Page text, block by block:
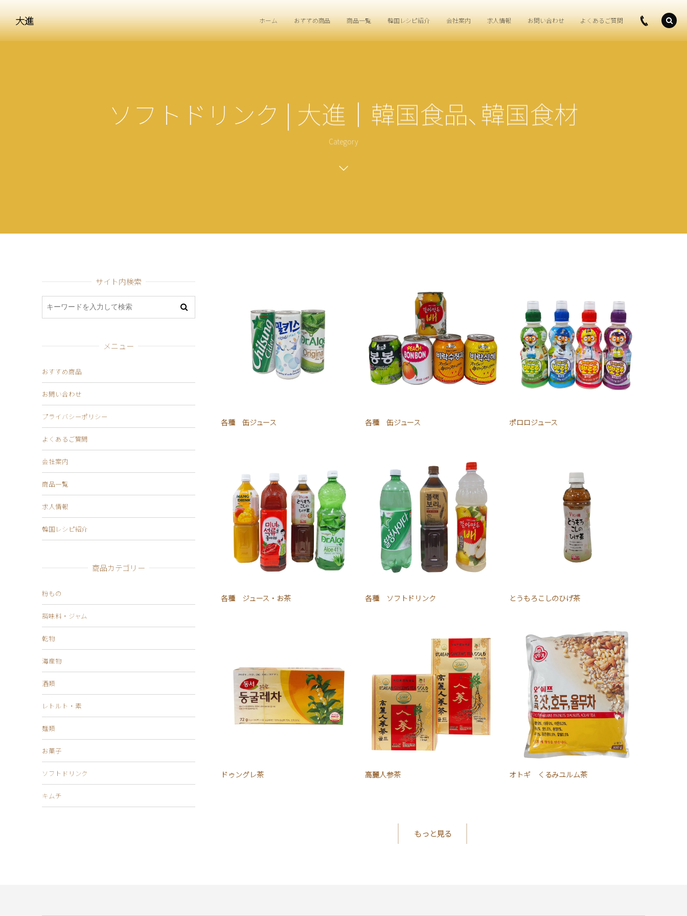
大進 ホーム おすすめ商品 商品一覧 韓国レシピ紹介 会社案内 求人情報 お問い合わせ よくあるご質問
ソフトドリンク | 大進｜韓国食品､韓国食材
Category
各種 缶ジュース 各種 缶ジュース ポロロジュース
各種 ジュース・お茶 各種 ソフトドリンク とうもろこしのひげ茶
ドゥングレ茶 高麗人参茶 オトギ くるみユルム茶
もっと見る
サイト内検索
メニュー
おすすめ商品
お問い合わせ
プライバシーポリシー
よくあるご質問
会社案内
商品一覧
求人情報
韓国レシピ紹介
商品カテゴリー
粉もの
調味料・ジャム
乾物
海産物
酒類
レトルト・素
麺類
お菓子
ソフトドリンク
キムチ